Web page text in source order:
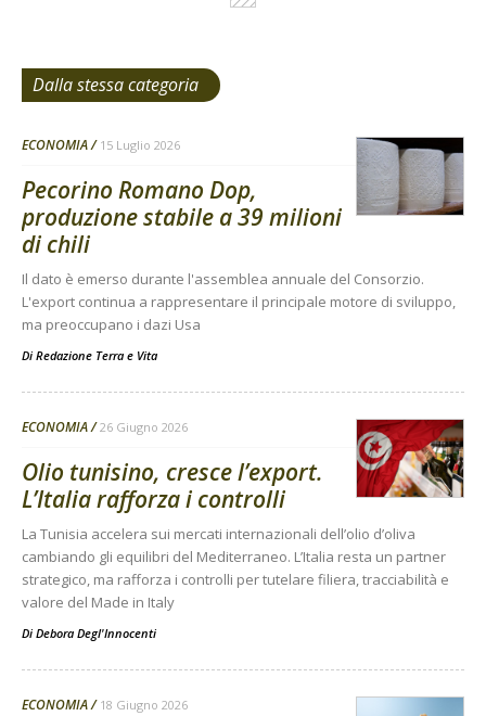
Dalla stessa categoria
ECONOMIA 15 Luglio 2026
Pecorino Romano Dop,
produzione stabile a 39 milioni
di chili
Il dato è emerso durante l'assemblea annuale del Consorzio.
L'export continua a rappresentare il principale motore di sviluppo,
ma preoccupano i dazi Usa
Di Redazione Terra e Vita
ECONOMIA 26 Giugno 2026
Olio tunisino, cresce l’export.
L’Italia rafforza i controlli
La Tunisia accelera sui mercati internazionali dell’olio d’oliva
cambiando gli equilibri del Mediterraneo. L’Italia resta un partner
strategico, ma rafforza i controlli per tutelare filiera, tracciabilità e
valore del Made in Italy
Di Debora Degl'Innocenti
ECONOMIA 18 Giugno 2026